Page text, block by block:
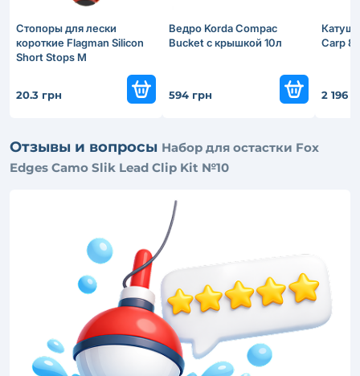
Стопоры для лески
короткие Flagman Silicon
Short Stops M
20.3 грн
Ведро Korda Compac
Bucket с крышкой 10л
594 грн
Carp
2 196
Отзывы и вопросы Набор для остастки Fox
Edges Camo Slik Lead Clip Kit №10